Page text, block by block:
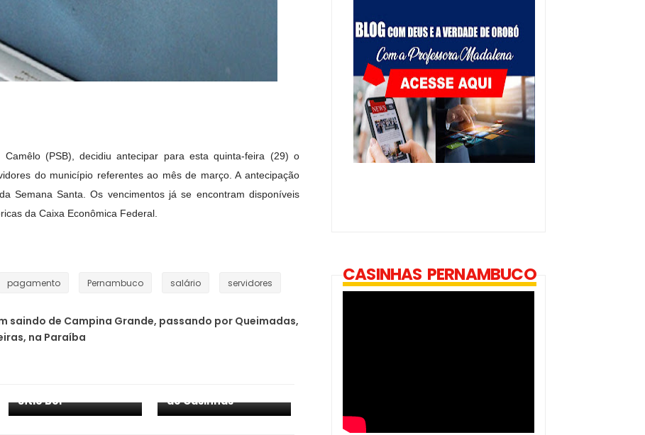
(PSB), decidiu antecipar para esta quinta-feira (29) o
do município referentes ao mês de março. A antecipação
Semana Santa. Os vencimentos já se encontram disponíveis
da Caixa Econômica Federal.
pagamento Pernambuco salário servidores
saindo de Campina Grande, passando por Queimadas,
na Paraíba
Sítio Boi
de Casinhas
CASINHAS PERNAMBUCO